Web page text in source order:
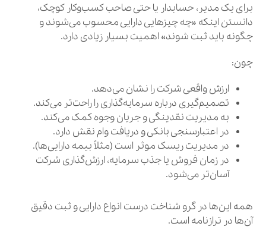
برای یک مدیر، حسابدار یا حتی صاحب کسب‌وکار کوچک،
دانستن اینکه «چه چیزهایی دارایی محسوب می‌شوند و
چگونه باید ثبت شوند» اهمیت بسیار زیادی دارد.
چون:
ارزش واقعی شرکت را نشان می‌دهد.
تصمیم‌گیری درباره سرمایه‌گذاری را راحت‌تر می‌کند.
به مدیریت نقدینگی و جریان وجوه کمک می‌کند.
در اعتبارسنجی بانکی و دریافت وام نقش دارد.
در مدیریت ریسک موثر است (مثلاً بیمه دارایی‌ها).
در زمان فروش یا جذب سرمایه، ارزش‌گذاری شرکت
آسان‌تر می‌شود.
همه این‌ها در گرو شناخت درست انواع دارایی و ثبت دقیق
آن‌ها در ترازنامه است.